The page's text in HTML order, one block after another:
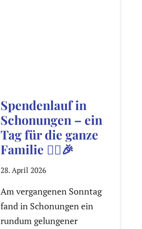
Spendenlauf in
Schonungen – ein
Tag für die ganze
Familie 🏃‍♀️🎉
28. April 2026
Am vergangenen Sonntag
fand in Schonungen ein
rundum gelungener